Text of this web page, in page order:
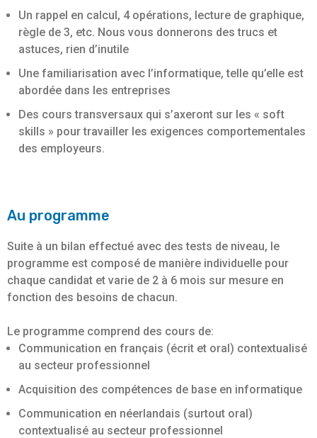
Un rappel en calcul, 4 opérations, lecture de graphique,
règle de 3, etc. Nous vous donnerons des trucs et
astuces, rien d’inutile
Une familiarisation avec l’informatique, telle qu’elle est
abordée dans les entreprises
Des cours transversaux qui s’axeront sur les « soft
skills » pour travailler les exigences comportementales
des employeurs.
Au programme
Suite à un bilan effectué avec des tests de niveau, le
programme est composé de manière individuelle pour
chaque candidat et varie de 2 à 6 mois sur mesure en
fonction des besoins de chacun.
Le programme comprend des cours de:
Communication en français (écrit et oral) contextualisé
au secteur professionnel
Acquisition des compétences de base en informatique
Communication en néerlandais (surtout oral)
contextualisé au secteur professionnel